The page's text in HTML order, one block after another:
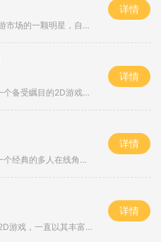
传奇单职业手游是中国手游市场的一颗明星，自上线以来深受广大玩家的喜爱和追捧。作为一款经典的电脑游戏改编而来的手游，传奇单职业手游官网提供了丰富的游戏内容和各种刺激的玩法，让玩家能够在手机上继续体验到传奇的魅力。玩家在传奇单职业手游中可以选择多个职业进行冒险。每个职业都有其独特的技能和特点，玩家可以根据自己的喜好和游戏需求选择合适的职业。战士职业拥有强大的物理攻击力和防御能力，适合近战战斗；法师职业以强大的魔法攻击能力著称，可以发动各种强力的技能；道士职业则以治疗和辅助为主，是...
详情
传奇3怀旧版手游官网是一个备受瞩目的2D游戏，它沿袭了传奇游戏的经典玩法和世界观，让玩家们重新体验曾经的游戏乐趣。作为一款角色扮演游戏，传奇3怀旧版手游吸引了大量玩家的加入，通过万人在线的形式，让玩家们能够真实感受到其他玩家的存在，实现真正的玩家互动。在传奇3怀旧版手游中，玩家可以选择不同的角色扮演，如战士、法师、道士等，每个职业都有其独特的技能和特点，玩家可以根据自己的喜好选择适合自己的职业。作为一个法师，玩家可以学习各种强大的法术，以远离敌人的攻击并给予致命的打击。而作为...
详情
真正的176传奇手游作为一个经典的多人在线角色扮演游戏，176传奇手游在手机平台上推出已有一段时间，收获了大量忠实玩家的喜爱和支持。与其他传奇类手游相比，176传奇手游在画面、玩法、操作等方面都有着独特的设计，让玩家可以享受到真实的游戏体验。游戏中的玩法非常丰富多样，让人难以抗拒。首先是角色选择，玩家可以根据自己的偏好选择成为战士、法师或道士中的任意一种角色，每种角色都有各自独特的技能和特点。战士有着强大的攻击力和生命值，可以在战斗中承担重要的输出和扛伤害的角色；法师拥有强大...
详情
传奇手游作为一款经典的2D游戏，一直以其丰富的角色扮演和万人在线的玩法而备受玩家喜爱。无论是年轻的游戏玩家还是曾经经历过传奇游戏时代的老玩家，都能在传奇手游中找到当年的感觉。在这个充满传奇的世界中，玩家可以选择三种不同的职业，分别是战士职业、法师职业和道士职业。每个职业都有独特的技能和玩法，为玩家们带来不同的体验。我们来介绍一下传奇手游的具体玩法。作为一款2D游戏，传奇手游采用了经典的横版游戏画面，所有的角色和场景都以像素点的形式呈现。玩家将扮演一个传奇英雄，来到这个奇幻的世...
详情